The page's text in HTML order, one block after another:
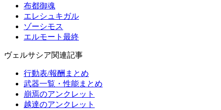
布都御魂
エレシュキガル
ゾーシモス
エルモート最終
ヴェルサシア関連記事
行動表/報酬まとめ
武器一覧・性能まとめ
崩焉のアンクレット
越達のアンクレット